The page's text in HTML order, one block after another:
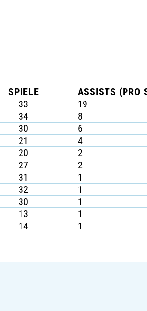
SPIELE
ASSISTS (PRO
33
19
34
8
30
6
21
4
20
2
27
2
31
1
32
1
30
1
13
1
14 1